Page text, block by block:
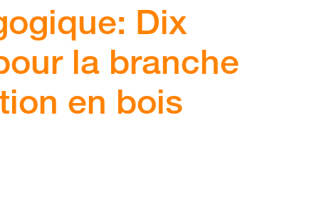
Dix
la branche
en bois